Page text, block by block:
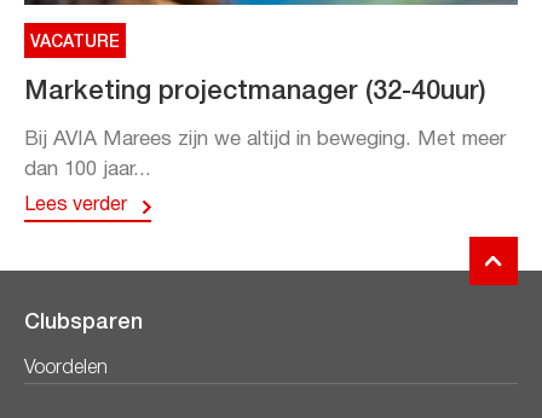
VACATURE
Marketing projectmanager (32-40uur)
Bij AVIA Marees zijn we altijd in beweging. Met meer
dan 100 jaar...
Lees verder
Clubsparen
Voordelen